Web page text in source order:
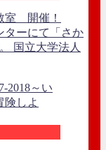
室 開催！
ターにて「さか
国立大学法人